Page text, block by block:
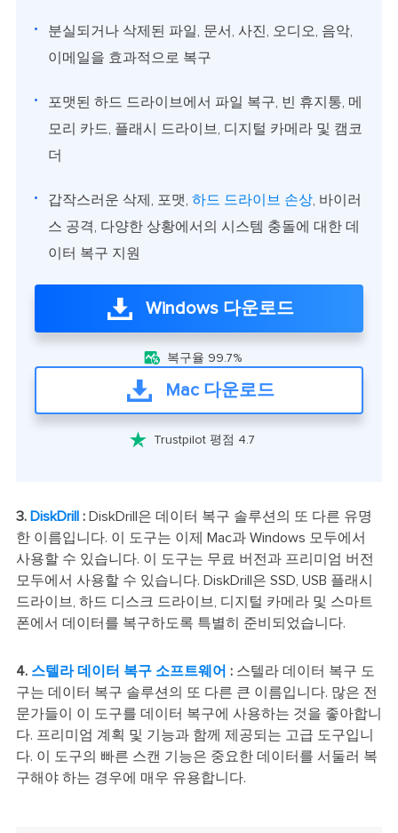
분실되거나 삭제된 파일, 문서, 사진, 오디오, 음악,
이메일을 효과적으로 복구
포맷된 하드 드라이브에서 파일 복구, 빈 휴지통, 메
모리 카드, 플래시 드라이브, 디지털 카메라 및 캠코
더
갑작스러운 삭제, 포맷, 하드 드라이브 손상, 바이러
스 공격, 다양한 상황에서의 시스템 충돌에 대한 데
이터 복구 지원
Windows 다운로드
 복구율 99.7%
Mac 다운로드
 Trustpilot 평점 4.7
3. DiskDrill :DiskDrill은 데이터 복구 솔루션의 또 다른 유명
한 이름입니다. 이 도구는 이제 Mac과 Windows 모두에서
사용할 수 있습니다. 이 도구는 무료 버전과 프리미엄 버전
모두에서 사용할 수 있습니다. DiskDrill은 SSD, USB 플래시
드라이브, 하드 디스크 드라이브, 디지털 카메라 및 스마트
폰에서 데이터를 복구하도록 특별히 준비되었습니다.
4. 스텔라 데이터 복구 소프트웨어 :스텔라 데이터 복구 도
구는 데이터 복구 솔루션의 또 다른 큰 이름입니다. 많은 전
문가들이 이 도구를 데이터 복구에 사용하는 것을 좋아합니
다. 프리미엄 계획 및 기능과 함께 제공되는 고급 도구입니
다. 이 도구의 빠른 스캔 기능은 중요한 데이터를 서둘러 복
구해야 하는 경우에 매우 유용합니다.